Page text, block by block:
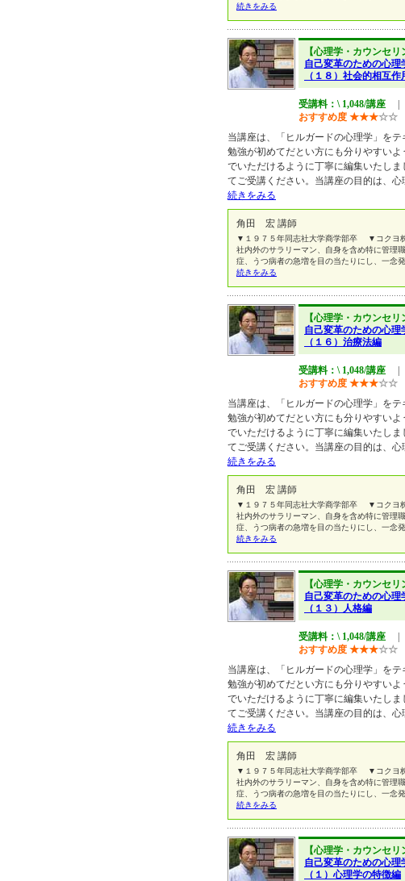
続きをみる
【心理学・カウンセリ
自己変革のための心
（１８）社会的相互
受講料：\ 1,048/講座
おすすめ度 ★★★☆☆
当講座は、「ヒルガードの心理学」を
勉強が初めてだとい方にも分りやすいよ
でいただけるように丁寧に編集いたしま
てご受講ください。当講座の目的は、心
続きをみる
角田 宏 講師
▼１９７５年同志社大学商学部卒 ▼コクヨ株
社内外のサラリーマン、自身を含め特に管理
症、うつ病者の急増を目の当たりにし、一念
続きをみる
【心理学・カウンセリ
自己変革のための心
（１６）治療法編
受講料：\ 1,048/講座
おすすめ度 ★★★☆☆
当講座は、「ヒルガードの心理学」を
勉強が初めてだとい方にも分りやすいよ
でいただけるように丁寧に編集いたしま
てご受講ください。当講座の目的は、心
続きをみる
角田 宏 講師
▼１９７５年同志社大学商学部卒 ▼コクヨ株
社内外のサラリーマン、自身を含め特に管理
症、うつ病者の急増を目の当たりにし、一念
続きをみる
【心理学・カウンセリ
自己変革のための心
（１３）人格編
受講料：\ 1,048/講座
おすすめ度 ★★★☆☆
当講座は、「ヒルガードの心理学」を
勉強が初めてだとい方にも分りやすいよ
でいただけるように丁寧に編集いたしま
てご受講ください。当講座の目的は、心
続きをみる
角田 宏 講師
▼１９７５年同志社大学商学部卒 ▼コクヨ株
社内外のサラリーマン、自身を含め特に管理
症、うつ病者の急増を目の当たりにし、一念
続きをみる
【心理学・カウンセリ
自己変革のための心
（１）心理学の特徴編